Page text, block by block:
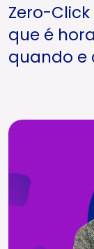
Zero-
que é
quando e